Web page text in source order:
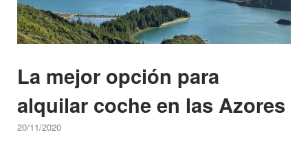
La mejor opción para
alquilar coche en las Azores
20/11/2020